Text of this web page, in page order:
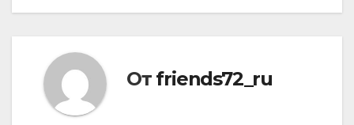
От friends72_ru